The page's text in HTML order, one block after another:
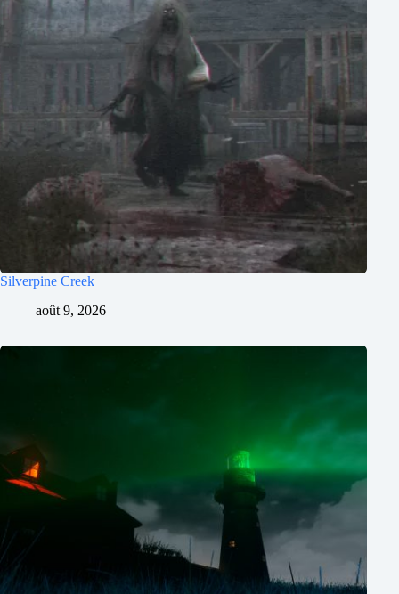
Silverpine Creek
août 9, 2026